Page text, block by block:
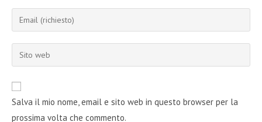
tuo
nome
nome
utente
per
commentare
Inserisci
il
tuo
indirizzo
commentare
Inserisci
l'URL
sito
web
Salva il mio nome, email e sito web in questo browser per la
prossima volta che commento.